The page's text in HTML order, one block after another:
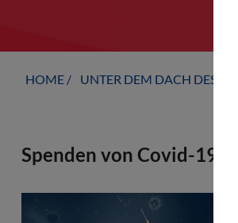
HOME UNTER DEM DACH DES
Spenden von Covid-19-